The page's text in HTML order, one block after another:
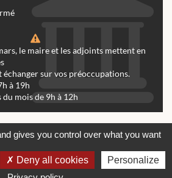
le maire et les adjoints mettent en
échanger sur vos préoccupations.
à 19h
du mois de 9h à 12h
Mentions légales
Mairie de Réalmont 2024 -
& Réalisation Web RK Création
gives you control over what you want
Deny all cookies
Personalize